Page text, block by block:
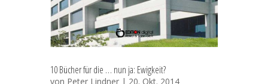
10 Bücher für die … nun ja: Ewigkeit?
von Peter Lindner | 20. Okt. 2014